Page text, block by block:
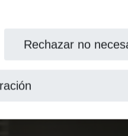
Rechazar no